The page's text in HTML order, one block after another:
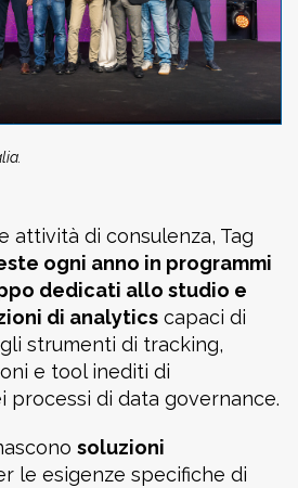
attività di consulenza, Tag
ogni anno in programmi
dedicati allo studio e
di analytics capaci di
strumenti di tracking,
e tool inediti di
processi di data governance.
soluzioni
le esigenze specifiche di